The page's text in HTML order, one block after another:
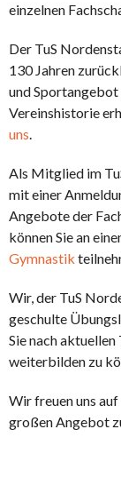
einzelnen
Der TuS
130 Jahren
und
Vereinshistorie
uns.
Als Mitglied im
mit einer
Angebote der
können Sie an
Gymnastik
Wir, der TuS
geschulte
Sie nach
weiterbilden zu
Wir freuen uns
großen Angebot